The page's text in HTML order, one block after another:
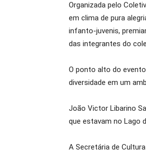
Organizada pelo
em clima de pura
infanto-juvenis,
das integrantes do
O ponto alto do
diversidade em um
João Victor Libarino
que estavam no Lago
A Secretária de